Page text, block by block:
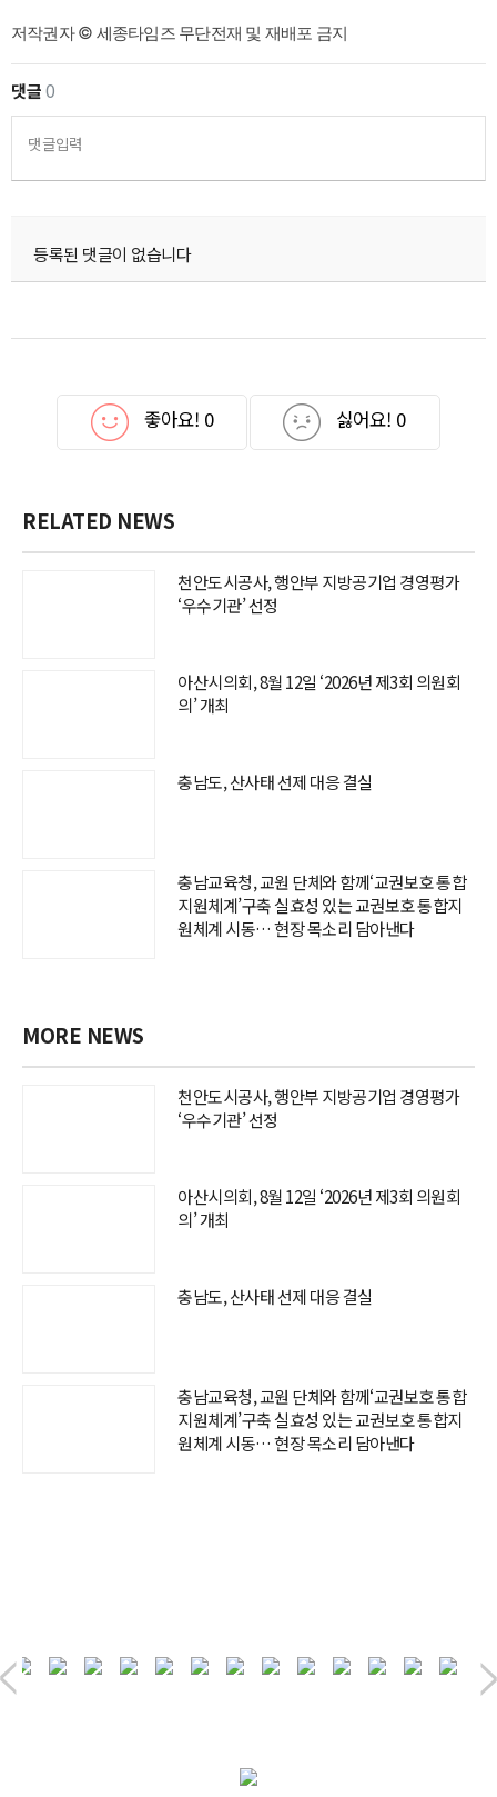
저작권자 © 세종타임즈 무단전재 및 재배포 금지
댓글0
댓글입력
등록된 댓글이 없습니다
좋아요! 0 싫어요! 0
RELATED NEWS
천안도시공사, 행안부 지방공기업 경영평가
‘우수기관’ 선정
아산시의회, 8월 12일 ‘2026년 제3회 의원회
의’ 개최
충남도, 산사태 선제 대응 결실
충남교육청, 교원 단체와 함께‘교권보호 통합
지원체계’구축 실효성 있는 교권보호 통합지
원체계 시동… 현장 목소리 담아낸다
MORE NEWS
천안도시공사, 행안부 지방공기업 경영평가
‘우수기관’ 선정
아산시의회, 8월 12일 ‘2026년 제3회 의원회
의’ 개최
충남도, 산사태 선제 대응 결실
충남교육청, 교원 단체와 함께‘교권보호 통합
지원체계’구축 실효성 있는 교권보호 통합지
원체계 시동… 현장 목소리 담아낸다